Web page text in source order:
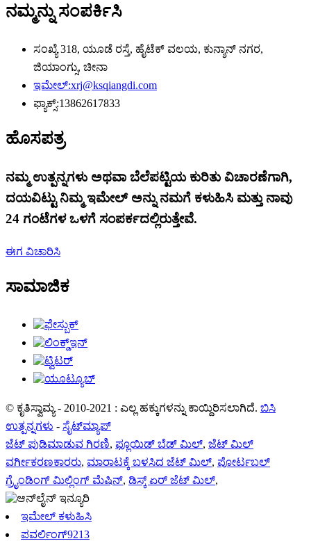
ನಮ್ಮನ್ನು ಸಂಪರ್ಕಿಸಿ
ಸಂಖ್ಯೆ 318, ಯೂಡೆ ರಸ್ತೆ, ಹೈಟೆಕ್ ವಲಯ, ಕುನ್ಶಾನ್ ನಗರ,
ಜಿಯಾಂಗ್ಸು, ಚೀನಾ
ಇಮೇಲ್:xrj@ksqiangdi.com
ಫ್ಯಾಕ್ಸ್:13862617833
ಹೊಸಪತ್ರ
ನಮ್ಮ ಉತ್ಪನ್ನಗಳು ಅಥವಾ ಬೆಲೆಪಟ್ಟಿಯ ಕುರಿತು ವಿಚಾರಣೆಗಾಗಿ,
ದಯವಿಟ್ಟು ನಿಮ್ಮ ಇಮೇಲ್ ಅನ್ನು ನಮಗೆ ಕಳುಹಿಸಿ ಮತ್ತು ನಾವು
24 ಗಂಟೆಗಳ ಒಳಗೆ ಸಂಪರ್ಕದಲ್ಲಿರುತ್ತೇವೆ.
ಈಗ ವಿಚಾರಿಸಿ
ಸಾಮಾಜಿಕ
© ಕೃತಿಸ್ವಾಮ್ಯ - 2010-2021 : ಎಲ್ಲ ಹಕ್ಕುಗಳನ್ನು ಕಾಯ್ದಿರಿಸಲಾಗಿದೆ. ಬಿಸಿ
ಉತ್ಪನ್ನಗಳು - ಸೈಟ್‌ಮ್ಯಾಪ್
ಜೆಟ್ ಪುಡಿಮಾಡುವ ಗಿರಣಿ, ಫ್ಲೂಯಿಡ್ ಬೆಡ್ ಮಿಲ್, ಜೆಟ್ ಮಿಲ್
ವರ್ಗೀಕರಣಕಾರರು, ಮಾರಾಟಕ್ಕೆ ಬಳಸಿದ ಜೆಟ್ ಮಿಲ್, ಪೋರ್ಟಬಲ್
ಗ್ರೈಂಡಿಂಗ್ ಮಿಲ್ಲಿಂಗ್ ಮೆಷಿನ್, ಡಿಸ್ಕ್ ಏರ್ ಜೆಟ್ ಮಿಲ್,
ಇಮೇಲ್ ಕಳುಹಿಸಿ
ಪವರ್ಲಿಂಗ್9213